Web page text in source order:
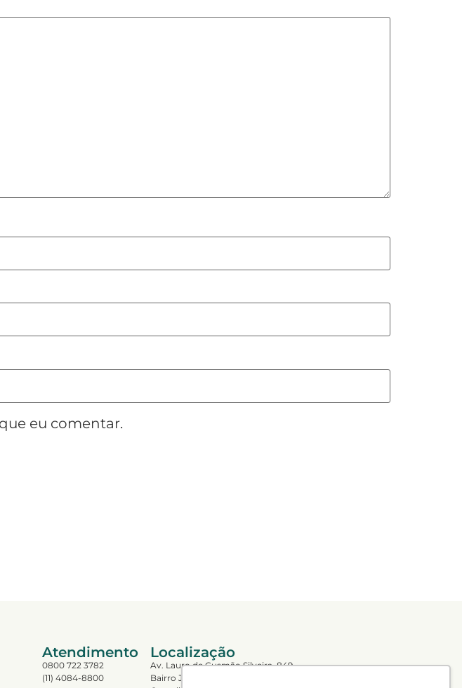
eu comentar.
Atendimento
0800 722 3782
(11) 4084-8800
Localização
Av. Lauro de Gusmão Silveira, 849
Bairro Jardim São Geraldo,